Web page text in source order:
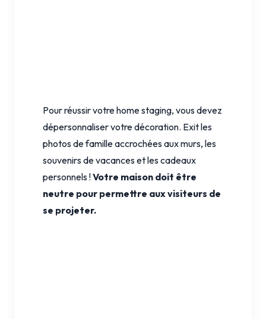
Pour réussir votre home staging, vous devez
dépersonnaliser votre décoration. Exit les
photos de famille accrochées aux murs, les
souvenirs de vacances et les cadeaux
personnels !Votre maison doit être
neutre pour permettre aux visiteurs de
se projeter.